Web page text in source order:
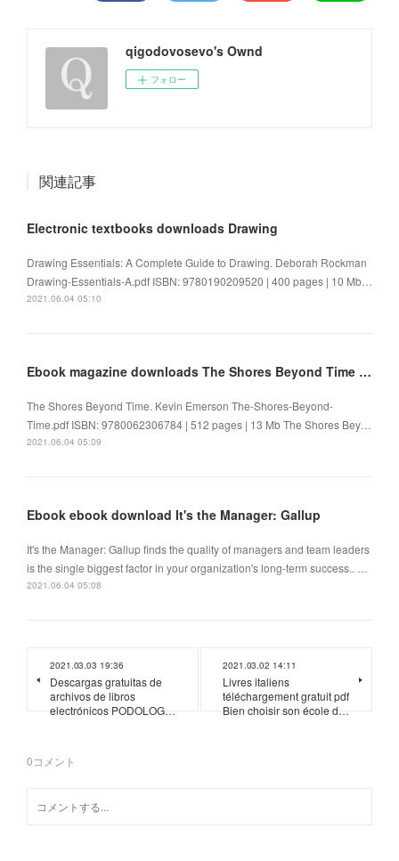
qigodovosevo's Ownd
フォロー
関連記事
Electronic textbooks downloads Drawing
Drawing Essentials: A Complete Guide to Drawing. Deborah Rockman
Drawing-Essentials-A.pdf ISBN: 9780190209520 | 400 pages | 10 Mb…
2021.06.04 05:10
Ebook magazine downloads The Shores Beyond Time (English Edition) 9780062306784
The Shores Beyond Time. Kevin Emerson The-Shores-Beyond-
Time.pdf ISBN: 9780062306784 | 512 pages | 13 Mb The Shores Bey…
2021.06.04 05:09
Ebook ebook download It's the Manager: Gallup
It's the Manager: Gallup finds the quality of managers and team leaders
is the single biggest factor in your organization's long-term success.. …
2021.06.04 05:08
2021.03.03 19:36
Descargas gratuitas de
archivos de libros
electrónicos PODOLOG…
2021.03.02 14:11
Livres italiens
téléchargement gratuit pdf
Bien choisir son école d…
0コメント